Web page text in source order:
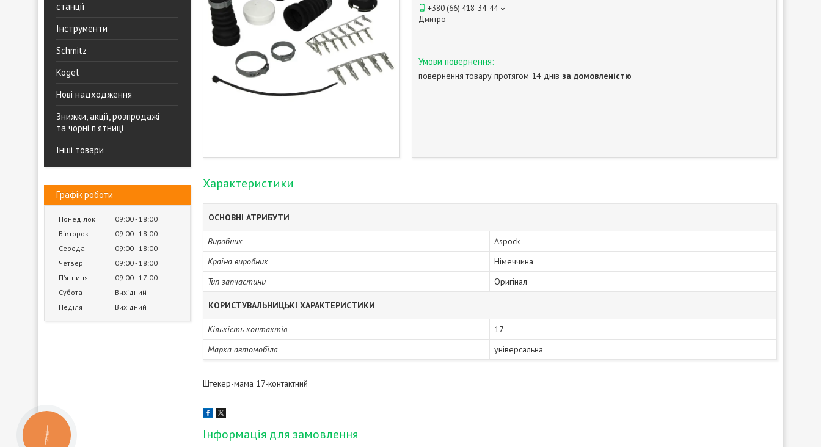
станції
Інструменти
Schmitz
Kogel
Нові надходження
Знижки, акції, розпродажі
та чорні п'ятниці
Інші товари
Графік роботи
Понеділок 09:00 18:00
Вівторок
09:00 18:00
Середа
09:00 18:00
Четвер
09:00 18:00
Пʼятниця
09:00 17:00
Субота
Вихідний
Неділя
Вихідний
+380 (66) 418-34-44
Дмитро
повернення товару протягом 14 днів за домовленістю
Характеристики
ОСНОВНІ АТРИБУТИ
Виробник
Aspock
Країна виробник
Німеччина
Тип запчастини
Оригінал
КОРИСТУВАЛЬНИЦЬКІ ХАРАКТЕРИСТИКИ
Кількість контактів
17
Марка автомобіля
універсальна
Штекер-мама 17-контактний
Інформація для замовлення
КНОПКА
ЗВ'ЯЗКУ